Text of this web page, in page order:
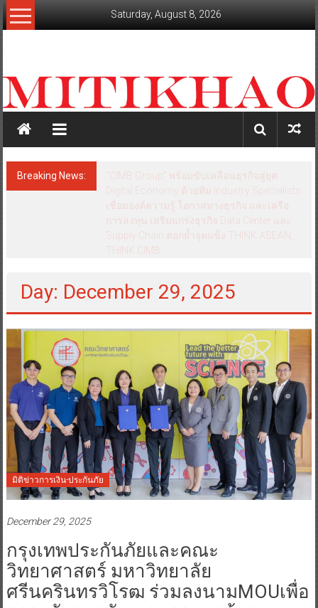
Skip
to
Saturday, August 8, 2026
สะท้อน
ลึก
เหลี่ยม
มุม
เศรษฐกิจ-
การเมือง-
Breaking News:
“CIMB Group” พร้อมขับเคลื่อนธุรกิจสู่ยุค
Digital Economy ด้วยทีม Industry Specialists
เชื่อมองค์ความรู้ โอกาสทางธุรกิจ และเครือ
การลงทุน เสริมแกร่งธุรกิจ Data Center และ
Supply Chain ตอกย้ำจุดแข็ง THINK ASEAN,
THINK CIMB
Day: December 29, 2025
มิติข่าวการเงิน-ประกันภัย
December 29, 2025
กรุงเทพประกันภัยและคณะ
วิทยาศาสตร์ มหาวิทยาลัย
ศรีนครินทรวิโรฒ ร่วมลงนามMOUเพื่อ